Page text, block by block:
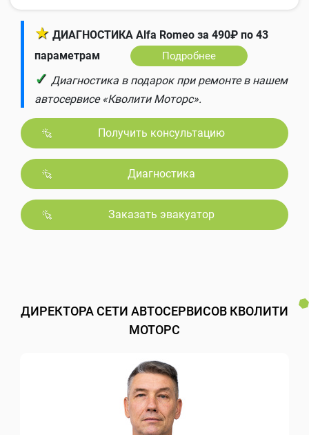
★ ДИАГНОСТИКА Alfa Romeo за 490₽ по 43
параметрам
Подробнее
✓ Диагностика в подарок при ремонте в нашем
автосервисе «Кволити Моторс».
Получить консультацию
Диагностика
Заказать эвакуатор
ДИРЕКТОРА СЕТИ АВТОСЕРВИСОВ КВОЛИТИ
МОТОРС